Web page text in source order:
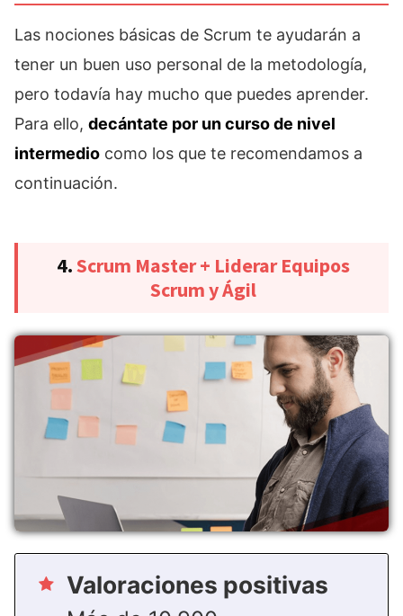
Las nociones básicas de Scrum te ayudarán a
tener un buen uso personal de la metodología,
pero todavía hay mucho que puedes aprender.
Para ello, decántate por un curso de nivel
intermedio como los que te recomendamos a
continuación.
4.Scrum Master + Liderar Equipos
Scrum y Ágil
Valoraciones positivas